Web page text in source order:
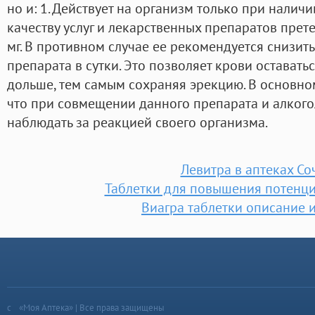
но и: 1. Действует на организм только при
качеству услуг и лекарственных препаратов
мг. В противном случае ее рекомендуется
препарата в сутки. Это позволяет крови
дольше, тем самым сохраняя эрекцию. В
что при совмещении данного препарата и
наблюдать за реакцией своего организма.
Левитра в аптеках
Таблетки для повышения
Виагра таблетки описание
«Моя Аптека» | Все права защищены